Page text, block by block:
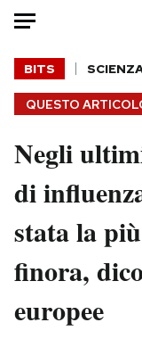
HOME
Italia
Politica
Tecnologia
Scienza
Economia
QUESTO
BITS
Negli
di
stata la
finora,
europee